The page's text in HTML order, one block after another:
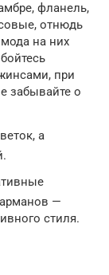
фланель,
отнюдь
на них
при
забывайте о
а
—
стиля.